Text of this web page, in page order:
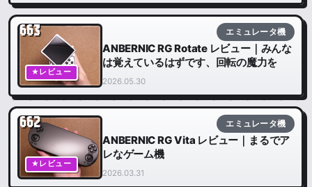
★レビュー
663 エミュレータ機
ANBERNIC RG Rotate レビュー｜みんな
は覚えているはずです、回転の魔力を
2026.05.30
★レビュー
662 エミュレータ機
ANBERNIC RG Vita レビュー｜まるでア
レなゲーム機
2026.03.31